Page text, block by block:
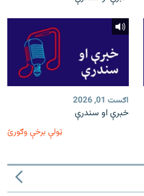
اګست 01, 2026
خبرې او سندرې
ټولې برخې وګورئ